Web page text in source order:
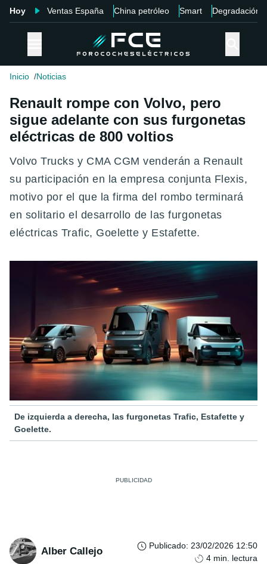
Hoy Ventas España China petróleo Smart Degradación
Inicio Noticias
Renault rompe con Volvo, pero
sigue adelante con sus furgonetas
eléctricas de 800 voltios
Volvo Trucks y CMA CGM venderán a Renault
su participación en la empresa conjunta Flexis,
motivo por el que la firma del rombo terminará
en solitario el desarrollo de las furgonetas
eléctricas Trafic, Goelette y Estafette.
De izquierda a derecha, las furgonetas Trafic, Estafette y
Goelette.
Alber Callejo Publicado: 23/02/2026 12:50
4 min. lectura